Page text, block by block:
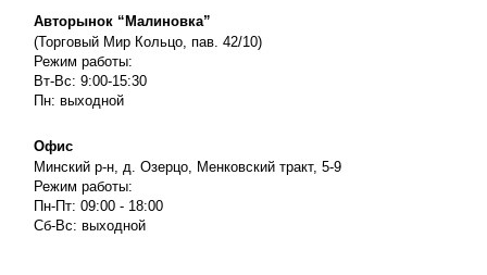
Авторынок “Малиновка”
(Торговый Мир Кольцо, пав. 42/10)
Режим работы:
Вт-Вс: 9:00-15:30
Пн: выходной
Офис
Минский р-н, д. Озерцо, Менковский тракт, 5-9
Режим работы:
Пн-Пт: 09:00 - 18:00
Сб-Вс: выходной